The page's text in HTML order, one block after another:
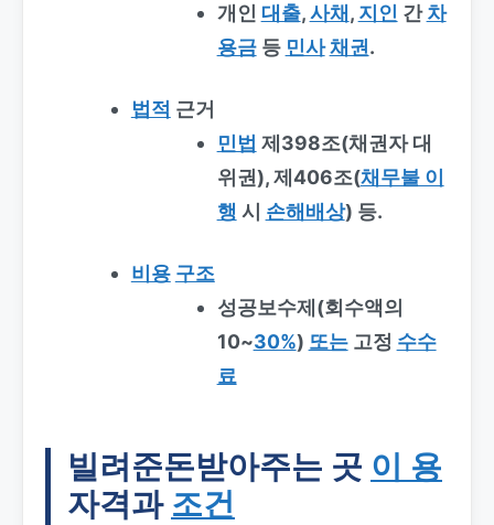
개인 대출,사채 , 지인 간차
용금등 민사 채권 .
법적 근거
민법 제398조(채권자 대
위권), 제406조(채무불 이
행 시 손해배상) 등.
비용 구조
성공보수제(회수액의
10~30%) 또는고정 수수
료
빌려준돈받아주는 곳 이 용
자격과 조건